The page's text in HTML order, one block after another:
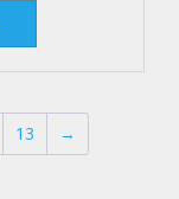
13 →